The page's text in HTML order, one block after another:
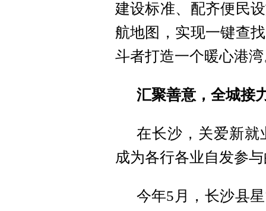
建设标准、配齐便民
航地图，实现一键查
斗者打造一个暖心港
汇聚善意，全城接
在长沙，关爱新就
成为各行各业自发参
今年5月，长沙县